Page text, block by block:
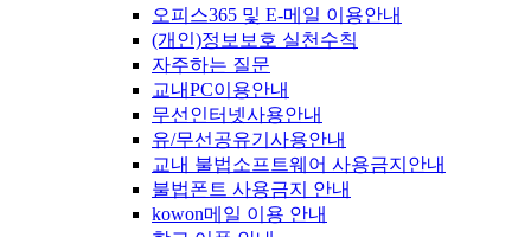
오피스365 및 E-메일 이용안내
(개인)정보보호 실천수칙
자주하는 질문
교내PC이용안내
무선인터넷사용안내
유/무선공유기사용안내
교내 불법소프트웨어 사용금지안내
불법폰트 사용금지 안내
kowon메일 이용 안내